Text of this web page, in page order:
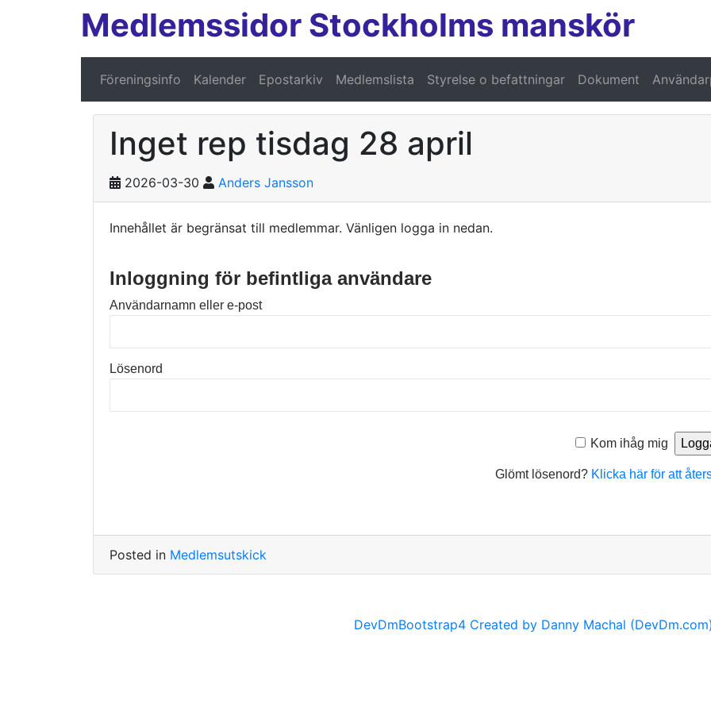
Medlemssidor Stockholms manskör
Föreningsinfo Kalender Epostarkiv Medlemslista Styrelse o befattningar Dokument
Inget rep tisdag 28 april
2026-03-30 Anders Jansson
Innehållet är begränsat till medlemmar. Vänligen logga in nedan.
Inloggning för befintliga användare
Användarnamn eller e-post
Lösenord
Kom ihåg mig
Glömt lösenord? Klicka här för att
Posted in Medlemsutskick
DevDmBootstrap4 Created by Danny Machal (DevDm.com)